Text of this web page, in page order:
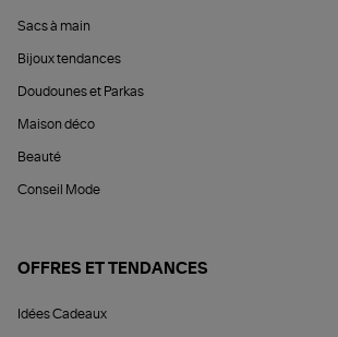
Sacs à main
Bijoux tendances
Doudounes et Parkas
Maison déco
Beauté
Conseil Mode
OFFRES ET TENDANCES
Idées Cadeaux